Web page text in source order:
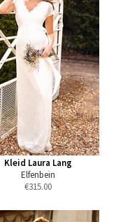
Kleid Laura Lang
Elfenbein
€315.00